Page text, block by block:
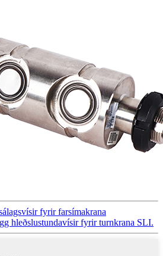
fyrir farsímakrana
hleðslustundavísir fyrir turnkrana SLI.